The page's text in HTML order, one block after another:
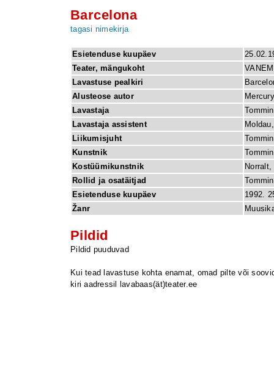
Barcelona
tagasi nimekirja
Esietenduse kuupäev
Teater, mängukoht
Lavastuse pealkiri
Alusteose autor
Lavastaja
Lavastaja assistent
Liikumisjuht
Kunstnik
Kostüümikunstnik
Rollid ja osatäitjad
Esietenduse kuupäev
1992.
Žanr
Pildid
Pildid puuduvad
Kui tead lavastuse kohta enamat, omad pilte või
kiri aadressil lavabaas(ät)teater.ee